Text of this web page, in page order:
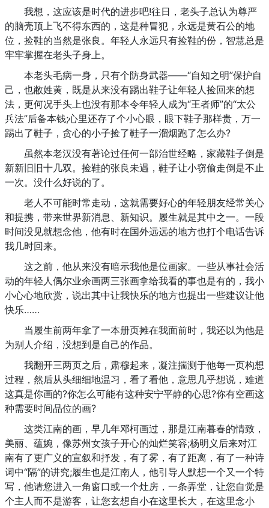
我想，这应该是时代的进步吧!往日，老头子总认为尊严
的脑壳顶上飞不得东西的，这是种冒犯，永远是黄石公的地
位，捡鞋的当然是张良。年轻人永远只有捡鞋的份，智慧总是
牢牢掌握在老头子身上。
本老头毛病一身，只有个防身武器——“自知之明”保护自
己，也敝姓黄，既是从来没有踢出鞋子让年轻人捡回来的想
法，更何况手头上也没有那本令年轻人成为“王者师”的“太公
兵法”后备本钱;心里还存了个小心眼，眼下鞋子那样贵，万一
踢出了鞋子，贪心的小子捡了鞋子一溜烟跑了怎么办?
虽然本老汉没有著论过任何一部治世经略，家藏鞋子倒是
新新旧旧十几双。捡鞋的张良未遇，鞋子让小窃偷走倒是不止
一次。没什么好说的了。
老人不可能时常走动，这就需要好心的年轻朋友经常关心
和提携，带来世界新消息、新知识。履生就是其中之一。一段
时间没见就想念他，他有时在国外远远的地方也打个电话告诉
我几时回来。
这之前，他从来没有暗示我他是位画家。一些从事社会活
动的年轻人偶尔业余画两三张画拿给我看的事也是有的，我小
小心心地欣赏，说出其中让我快乐的地方也提出一些建议让他
快乐……
当履生前两年拿了一本册页摊在我面前时，我还以为他是
为别人介绍，没想到是自己的作品。
我翻开三两页之后，肃穆起来，凝注揣测于他每一页构想
过程，然后从头细细地温习，看了看他，意思几乎想说，难道
这真是你画的?你怎么可能有这种安宁平静的心思?你有空画这
种需要时间品位的画?
这类江南的画，早几年邓柯画过，那是江南暮春的情致，
美丽、蕴婉，像苏州女孩子开心的灿烂笑容;杨明义后来对江
南有了更广义的宣叙和抒发，有了雾，有了距离，有了一种诗
词中“隔”的讲究;履生也是江南人，他引导人默想一个又一个特
写，他请您进入一角窗口或一个灶房，一条弄堂，让您自觉是
个主人而不是游客，让您玄想自小在这里长大，在这里念小